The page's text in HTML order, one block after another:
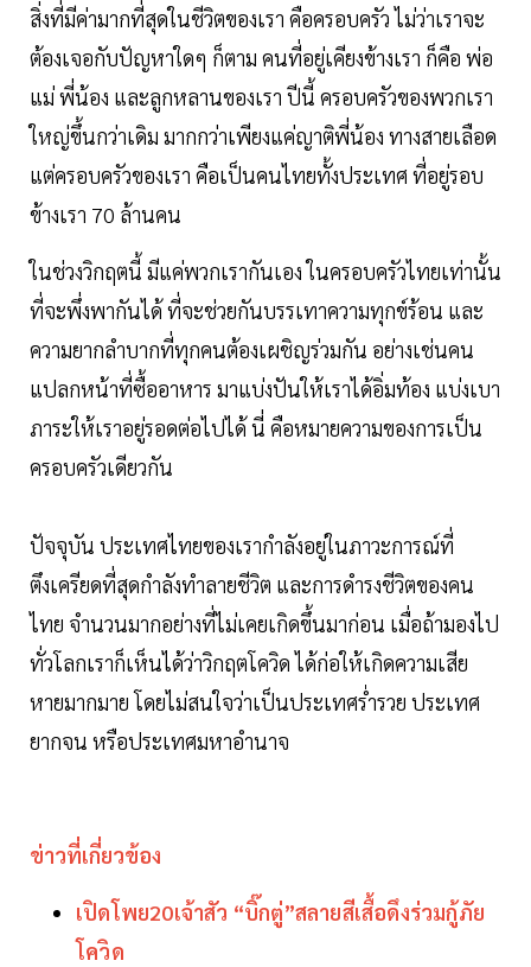
สิ่งที่มีค่ามากที่สุดในชีวิตของเรา คือครอบครัว ไม่ว่าเราจะ
ต้องเจอกับปัญหาใดๆ ก็ตาม คนที่อยู่เคียงข้างเรา ก็คือ พ่อ
แม่ พี่น้อง และลูกหลานของเรา ปีนี้ ครอบครัวของพวกเรา
ใหญ่ขึ้นกว่าเดิม มากกว่าเพียงแค่ญาติพี่น้อง ทางสายเลือด
แต่ครอบครัวของเรา คือเป็นคนไทยทั้งประเทศ ที่อยู่รอบ
ข้างเรา 70 ล้านคน
ในช่วงวิกฤตนี้ มีแค่พวกเรากันเอง ในครอบครัวไทยเท่านั้น
ที่จะพึ่งพากันได้ ที่จะช่วยกันบรรเทาความทุกข์ร้อน และ
ความยากลำบากที่ทุกคนต้องเผชิญร่วมกัน อย่างเช่นคน
แปลกหน้าที่ซื้ออาหาร มาแบ่งปันให้เราได้อิ่มท้อง แบ่งเบา
ภาระให้เราอยู่รอดต่อไปได้ นี่ คือหมายความของการเป็น
ครอบครัวเดียวกัน
ปัจจุบัน ประเทศไทยของเรากำลังอยู่ในภาวะการณ์ที่
ตึงเครียดที่สุดกำลังทำลายชีวิต และการดำรงชีวิตของคน
ไทย จำนวนมากอย่างที่ไม่เคยเกิดขึ้นมาก่อน เมื่อถ้ามองไป
ทั่วโลกเราก็เห็นได้ว่าวิกฤตโควิด ได้ก่อให้เกิดความเสีย
หายมากมาย โดยไม่สนใจว่าเป็นประเทศร่ำรวย ประเทศ
ยากจน หรือประเทศมหาอำนาจ
ข่าวที่เกี่ยวข้อง
เปิดโพย20เจ้าสัว “บิ๊กตู่”สลายสีเสื้อดึงร่วมกู้ภัย
โควิด